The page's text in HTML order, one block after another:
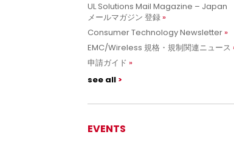
UL Solutions Mail Magazine – Japan
メールマガジン 登録
Consumer Technology Newsletter
EMC/Wireless 規格・規制関連ニュース
申請ガイド
see all
EVENTS